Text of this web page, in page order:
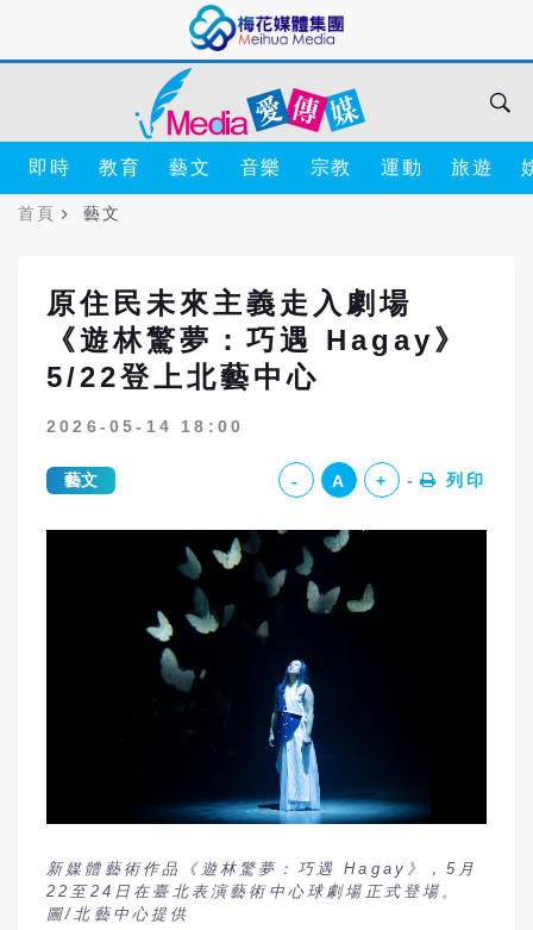
即時 教育 藝文 音樂 宗教 運動 旅遊
首頁 藝文
原住民未來主義走入劇場
《遊林驚夢：巧遇 Hagay》
5/22登上北藝中心
2026-05-14 18:00
藝文 - A + 列印
新媒體藝術作品《遊林驚夢：巧遇 Hagay》，5月
22至24日在臺北表演藝術中心球劇場正式登場。
圖/北藝中心提供